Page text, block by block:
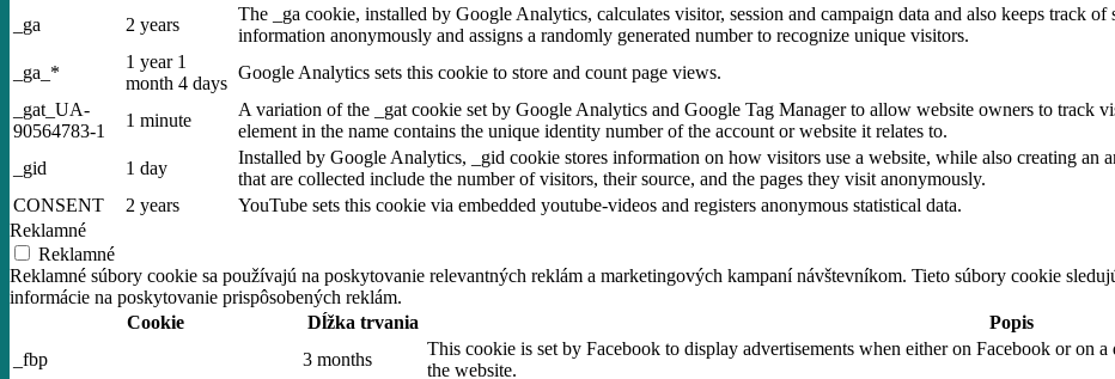
_ga 2 years
The _ga cookie, installed by Google Analytics, calculates visitor, session and campaign data and also keeps track
information anonymously and assigns a randomly generated number to recognize unique visitors.
_ga_*
1 year 1
month 4 days
Google Analytics sets this cookie to store and count page views.
_gat_UA-
90564783-1
1 minute
A variation of the _gat cookie set by Google Analytics and Google Tag Manager to allow website owners to track
element in the name contains the unique identity number of the account or website it relates to.
_gid
1 day
Installed by Google Analytics, _gid cookie stores information on how visitors use a website, while also creating an
that are collected include the number of visitors, their source, and the pages they visit anonymously.
CONSENT
2 years
YouTube sets this cookie via embedded youtube-videos and registers anonymous statistical data.
Reklamné
Reklamné
Reklamné súbory cookie sa používajú na poskytovanie relevantných reklám a marketingových kampaní návštevníkom. Tieto súbory cookie
informácie na poskytovanie prispôsobených reklám.
Cookie
Dĺžka trvania
Popis
_fbp
3 months
This cookie is set by Facebook to display advertisements when either on Facebook or on
the website.